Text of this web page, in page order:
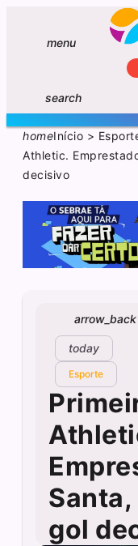
menu
search
homeInício >
Athletic.
decisivo
arrow_back
today
Esporte
gol